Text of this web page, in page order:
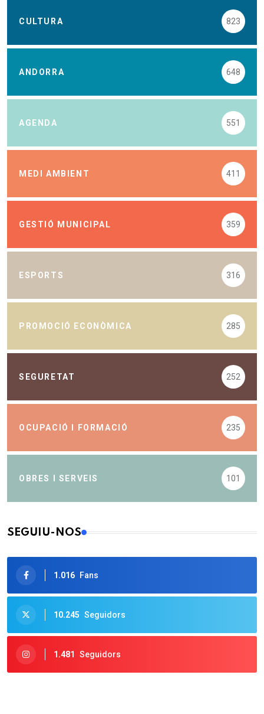
CULTURA 823
ANDORRA 648
AGENDA 551
MEDI AMBIENT 411
GESTIÓ MUNICIPAL 359
ESPORTS 316
PROMOCIÓ ECONÒMICA 285
SEGURETAT 252
OCUPACIÓ I FORMACIÓ 235
OBRES I SERVEIS 101
SEGUIU-NOS
1.016 Fans
10.245 Seguidors
1.481 Seguidors